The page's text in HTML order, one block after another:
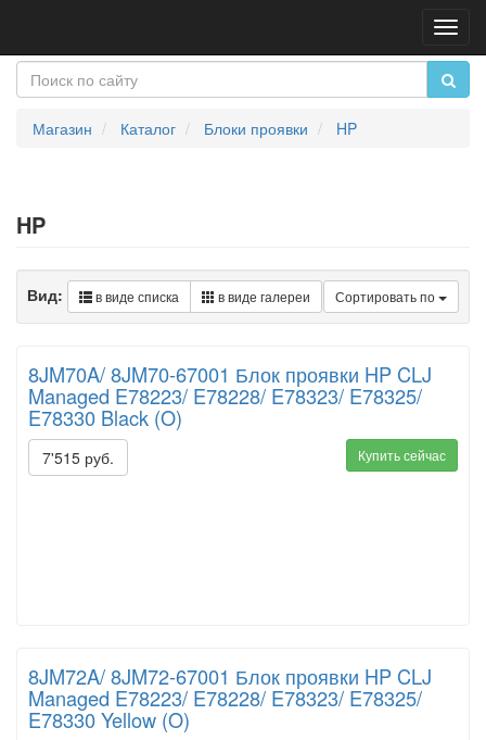
Магазин Каталог Блоки проявки HP
HP
Сортировать по
Вид: в виде списка в виде галереи
8JM70A/ 8JM70-67001 Блок проявки HP CLJ
Managed E78223/ E78228/ E78323/ E78325/
E78330 Black (O)
7'515 руб. Купить сейчас
8JM72A/ 8JM72-67001 Блок проявки HP CLJ
Managed E78223/ E78228/ E78323/ E78325/
E78330 Yellow (O)